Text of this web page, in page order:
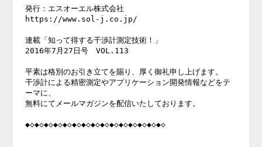
発行：エスオーエル株式会社
https://www.sol-j.co.jp/
連載「知って得する干渉計測定技術！」
2016年7月27日号　VOL.113
平素は格別のお引き立てを賜り、厚く御礼申し上げます。
干渉計による精密測定やアプリケーション開発情報などをテ
ーマに、
無料にてメールマガジンを配信いたしております。
◆◇◆◇◆◇◆◇◆◇◆◇◆◇◆◇◆◇◆◇◆◇◆◇◆◇◆◇◆◇